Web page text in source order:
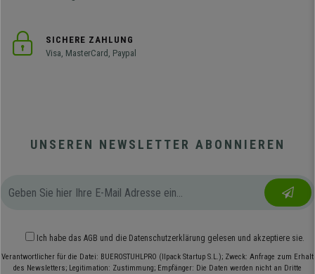
SICHERE ZAHLUNG
Visa, MasterCard, Paypal
UNSEREN NEWSLETTER ABONNIEREN
Ich habe das AGB und die Datenschutzerklärung gelesen und akzeptiere sie.
Verantwortlicher für die Datei: BUEROSTUHLPRO (Ilpack Startup S.L.); Zweck: Anfrage zum Erhalt
des Newsletters; Legitimation: Zustimmung; Empfänger: Die Daten werden nicht an Dritte